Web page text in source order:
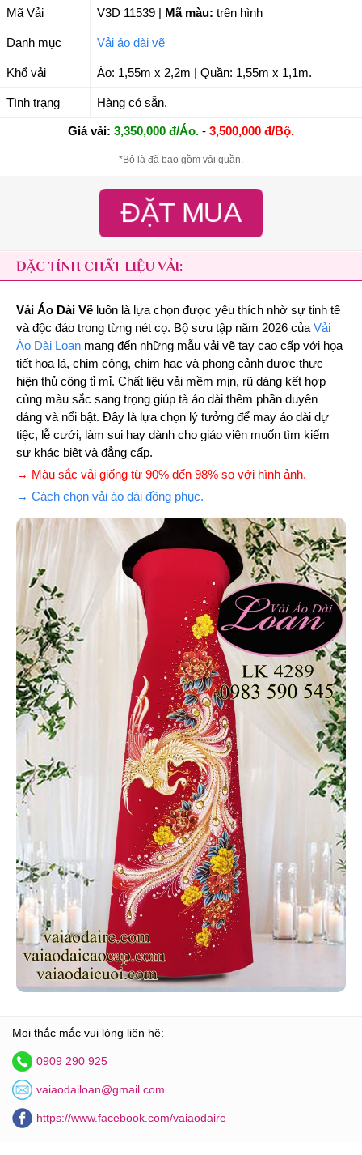
Mã Vải V3D 11539 Mã màu: trên hình
Danh mục Vải áo dài vẽ
Khổ vải Áo: 1,55m x 2,2m | Quần: 1,55m x 1,1m.
Tình trạng Hàng có sẵn.
Giá vải: 3,350,000 đ/Áo. - 3,500,000 đ/Bộ.
*Bộ là đã bao gồm vải quần.
ĐẶT MUA
ĐẶC TÍNH CHẤT LIỆU VẢI:
Vải Áo Dài Vẽ luôn là lựa chọn được yêu thích nhờ sự tinh tế
và độc đáo trong từng nét cọ. Bộ sưu tập năm 2026 của Vải
Áo Dài Loan mang đến những mẫu vải vẽ tay cao cấp với họa
tiết hoa lá, chim công, chim hạc và phong cảnh được thực
hiện thủ công tỉ mỉ. Chất liệu vải mềm mịn, rũ dáng kết hợp
cùng màu sắc sang trọng giúp tà áo dài thêm phần duyên
dáng và nổi bật. Đây là lựa chọn lý tưởng để may áo dài dự
tiệc, lễ cưới, làm sui hay dành cho giáo viên muốn tìm kiếm
sự khác biệt và đẳng cấp.
→ Màu sắc vải giống từ 90% đến 98% so với hình ảnh.
→ Cách chọn vải áo dài đồng phục.
Mọi thắc mắc vui lòng liên hệ:
0909 290 925
vaiaodailoan@gmail.com
https://www.facebook.com/vaiaodaire